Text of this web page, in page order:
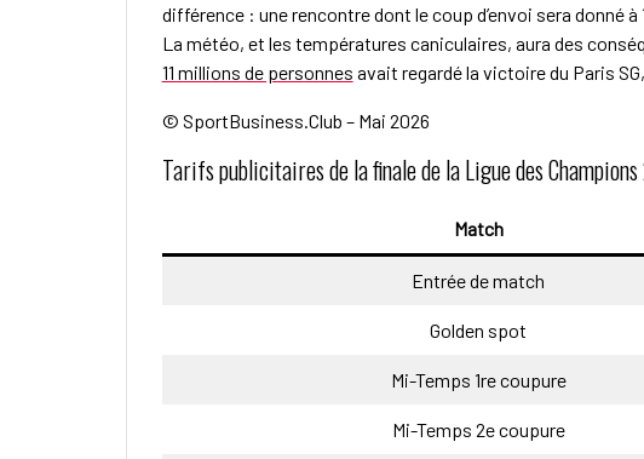
différence : une rencontre dont le coup d’envoi sera donné à
La météo, et les températures caniculaires, aura des
11 millions de personnes avait regardé la victoire du Paris
© SportBusiness.Club – Mai 2026
Tarifs publicitaires de la finale de la Ligue des
Match
Entrée de match
Golden spot
Mi-Temps 1re coupure
Mi-Temps 2e coupure